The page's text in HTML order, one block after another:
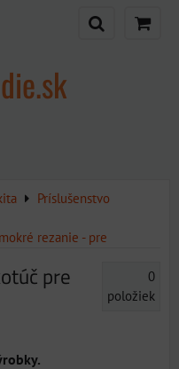
Príslušenstvo
rezanie - pre
pre
0
položiek